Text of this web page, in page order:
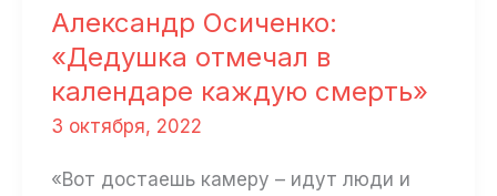
считаю
патриотами
людей,
которые
страну
Александр Осиченко:
«Дедушка отмечал в
календаре каждую смерть»
3 октября, 2022
«Вот достаешь камеру – идут люди и